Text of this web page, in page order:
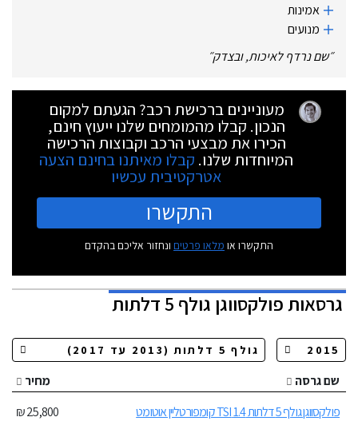
אמינות
מנועים
״שם נרדף לאיכות, ובצדק״
מעוניינים ברכישת רכב? הגעתם למקום
הנכון. קבלו מהמומחים שלנו ייעוץ חינם,
הכירו את מבצעי הרכב וקבוצות הרכישה
המיוחדות שלנו. קבלו מאיתנו בחינם הצעה
אטרקטיבית עכשיו
התקשרו
התקשרו או מלאו פרטים ונחזור אליכם בהקדם
גרסאותפולקסווגן גולף 5 דלתות
שם גרסה
מחיר
פולקסווגן גולף 5 דלתות 1.4 TSI קומפורטליין אוטומט
25,800 ₪